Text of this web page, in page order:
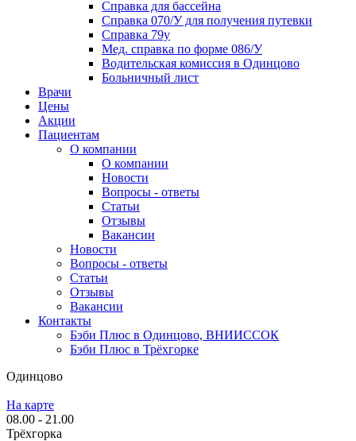
Справка для бассейна
Справка 070/У для получения путевки
Справка 79у
Мед. справка по форме 086/У
Водительская комиссия в Одинцово
Больничный лист
Врачи
Цены
Акции
Пациентам
О компании
О компании
Новости
Вопросы - ответы
Статьи
Отзывы
Вакансии
Новости
Вопросы - ответы
Статьи
Отзывы
Вакансии
Контакты
Бэби Плюс в Одинцово, ВНИИССОК
Бэби Плюс в Трёхгорке
Одинцово
На карте
08.00 - 21.00
Трёхгорка